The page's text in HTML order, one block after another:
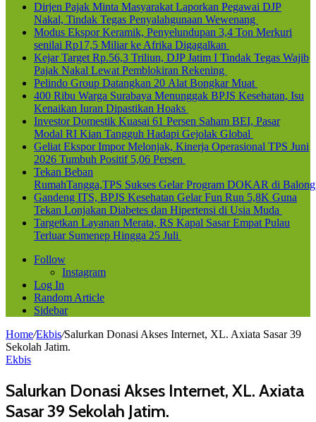
Dirjen Pajak Minta Masyarakat Laporkan Pegawai DJP
Nakal, Tindak Tegas Penyalahgunaan Wewenang
Modus Ekspor Keramik, Penyelundupan 3,4 Ton Merkuri
senilai Rp17,5 Miliar ke Afrika Digagalkan
Kejar Target Rp.56,3 Triliun, DJP Jatim I Tindak Tegas Wajib
Pajak Nakal Lewat Pemblokiran Rekening
Pelindo Group Datangkan 20 Alat Bongkar Muat
400 Ribu Warga Surabaya Menunggak BPJS Kesehatan, Isu
Kenaikan Iuran Dipastikan Hoaks
Investor Domestik Kuasai 61 Persen Saham BEI, Pasar
Modal RI Kian Tangguh Hadapi Gejolak Global
Geliat Ekspor Impor Melonjak, Kinerja Operasional TPS Juni
2026 Tumbuh Positif 5,06 Persen
Tekan Beban
RumahTangga,TPS Sukses Gelar Program DOKAR di
Gandeng ITS, BPJS Kesehatan Gelar Fun Run 5,8K Guna
Tekan Lonjakan Diabetes dan Hipertensi di Usia Muda
Targetkan Layanan Merata, RS Kapal Sasar Empat Pulau
Terluar Sumenep Hingga 25 Juli
Follow
Instagram
Log In
Random Article
Sidebar
Home/Ekbis/Salurkan Donasi Akses Internet, XL. Axiata Sasar 39
Sekolah Jatim.
Ekbis
Salurkan Donasi Akses Internet, XL. Axiata
Sasar 39 Sekolah Jatim.